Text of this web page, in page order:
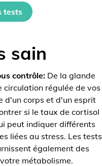
tests
sain
contrôle:De la glande
régulée de vos
d'un corps et d'un esprit
si le taux de cortisol
peut indiquer différents
liées au stress. Les tests
également des
métabolisme.